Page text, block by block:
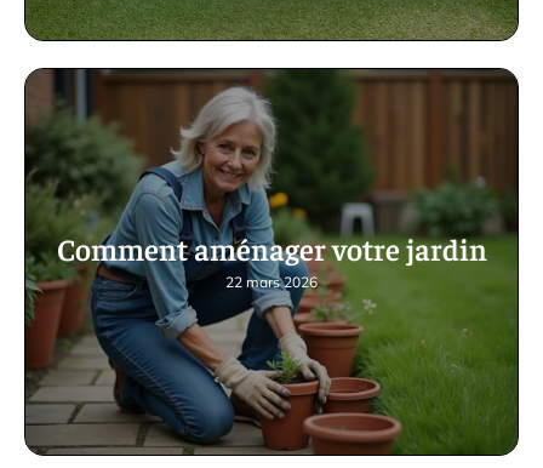
Comment aménager votre jardin
22 mars 2026